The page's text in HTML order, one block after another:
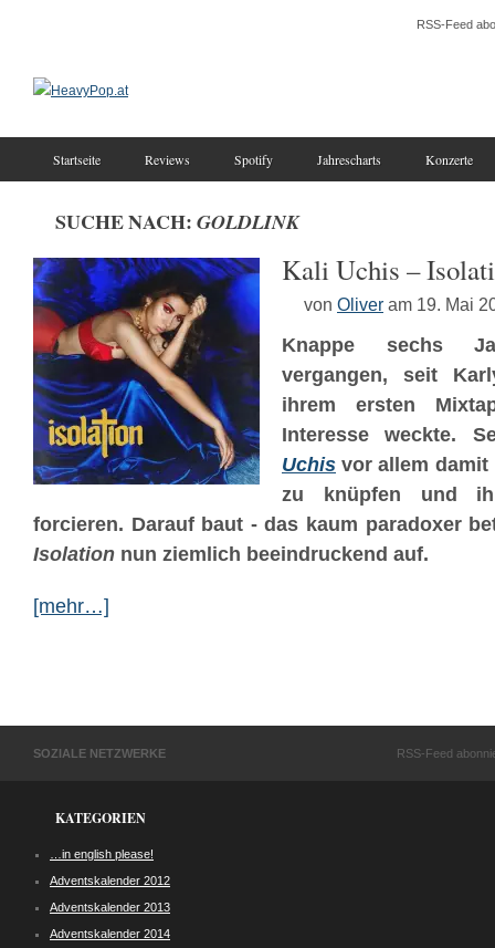
RSS-Feed
Startseite Reviews Spotify Jahrescharts Konzerte
SUCHE NACH: GOLDLINK
Kali Uchis –
von Oliver am 19. Mai
Knappe sechs
vergangen, seit
ihrem ersten
Interesse weckte.
Uchis vor allem
zu knüpfen und
forcieren. Darauf baut - das kaum paradoxer
Isolation nun ziemlich beeindruckend auf.
[mehr…]
SOZIALE NETZWERKE RSS-Feed
KATEGORIEN
…in english please!
Adventskalender 2012
Adventskalender 2013
Adventskalender 2014